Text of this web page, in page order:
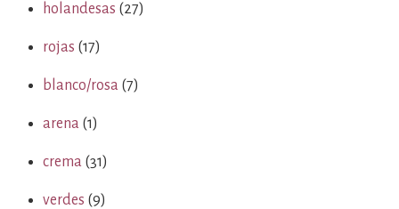
holandesas (27)
rojas (17)
blanco/rosa (7)
arena (1)
crema (31)
verdes (9)